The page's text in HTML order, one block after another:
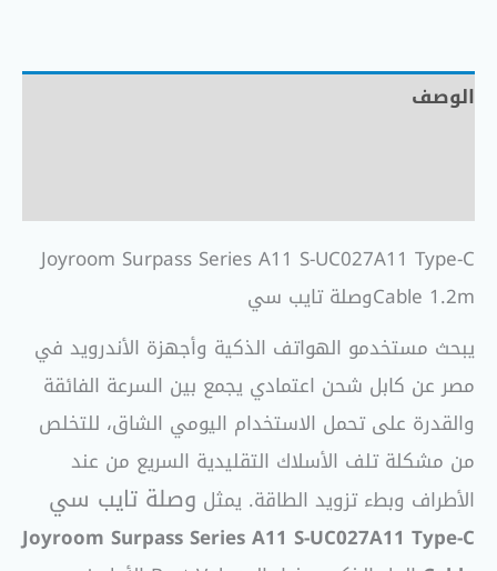
الوصف
Joyroom Surpass Series A11 S-UC027A11 Type-C
Cable 1.2mوصلة تايب سي
يبحث مستخدمو الهواتف الذكية وأجهزة الأندرويد في
مصر عن كابل شحن اعتمادي يجمع بين السرعة الفائقة
والقدرة على تحمل الاستخدام اليومي الشاق، للتخلص
من مشكلة تلف الأسلاك التقليدية السريع من عند
الأطراف وبطء تزويد الطاقة. يمثل وصلة تايب سي
Joyroom Surpass Series A11 S-UC027A11 Type-C